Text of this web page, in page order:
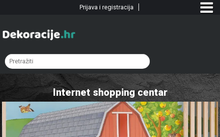
Internet shopping centar
Prijava i registracija